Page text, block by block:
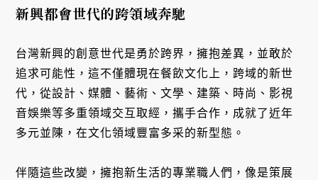
新興都會世代的跨領域奔馳
台灣新興的創意世代是勇於跨界，擁抱差異，並敢於
追求可能性，這不僅體現在餐飲文化上，跨域的新世
代，從設計、媒體、藝術、文學、建築、時尚、影視
音娛樂等多重領域交互取經，攜手合作，成就了近年
多元並陳，在文化領域豐富多采的新型態。
伴隨這些改變，擁抱新生活的專業職人們，像是策展